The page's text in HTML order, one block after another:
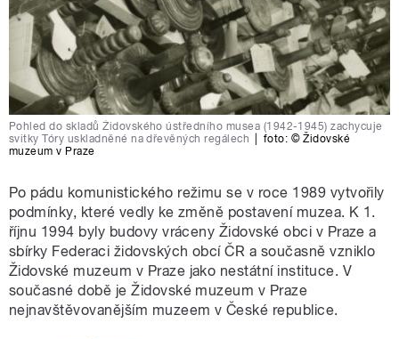
Pohled do skladů Židovského ústředního musea (1942-1945) zachycuje
svitky Tóry uskladněné na dřevěných regálech
foto: © Židovské
muzeum v Praze
Po pádu komunistického režimu se v roce 1989 vytvořily
podmínky, které vedly ke změně postavení muzea. K 1.
říjnu 1994 byly budovy vráceny Židovské obci v Praze a
sbírky Federaci židovských obcí ČR a současně vzniklo
Židovské muzeum v Praze jako nestátní instituce. V
současné době je Židovské muzeum v Praze
nejnavštěvovanějším muzeem v České republice.